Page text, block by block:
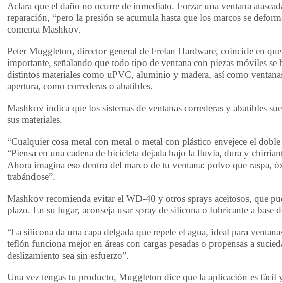
Aclara que el daño no ocurre de inmediato. Forzar una ventana
reparación, “pero la presión se acumula hasta que los marcos se
comenta Mashkov.
Peter Muggleton, director general de Frelan Hardware, coincide en
importante, señalando que todo tipo de ventana con piezas móviles
distintos materiales como uPVC, aluminio y madera, así como
apertura, como correderas o abatibles.
Mashkov indica que los sistemas de ventanas correderas y abatibles
sus materiales.
“Cualquier cosa metal con metal o metal con plástico envejece el
“Piensa en una cadena de bicicleta dejada bajo la lluvia, dura y
Ahora imagina eso dentro del marco de tu ventana: polvo que raspa,
trabándose”.
Mashkov recomienda evitar el WD-40 y otros sprays aceitosos, que
plazo. En su lugar, aconseja usar spray de silicona o lubricante a base
“La silicona da una capa delgada que repele el agua, ideal para
teflón funciona mejor en áreas con cargas pesadas o propensas a
deslizamiento sea sin esfuerzo”.
Una vez tengas tu producto, Muggleton dice que la aplicación es